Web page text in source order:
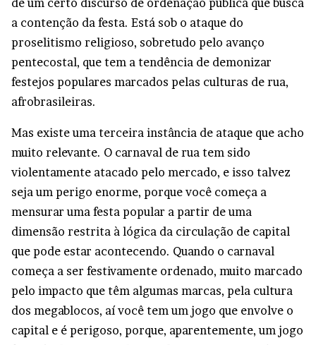
a contenção da festa. Está sob o ataque do
proselitismo religioso, sobretudo pelo avanço
pentecostal, que tem a tendência de demonizar
festejos populares marcados pelas culturas de rua,
afrobrasileiras.
Mas existe uma terceira instância de ataque que acho
muito relevante. O carnaval de rua tem sido
violentamente atacado pelo mercado, e isso talvez
seja um perigo enorme, porque você começa a
mensurar uma festa popular a partir de uma
dimensão restrita à lógica da circulação de capital
que pode estar acontecendo. Quando o carnaval
começa a ser festivamente ordenado, muito marcado
pelo impacto que têm algumas marcas, pela cultura
dos megablocos, aí você tem um jogo que envolve o
capital e é perigoso, porque, aparentemente, um jogo